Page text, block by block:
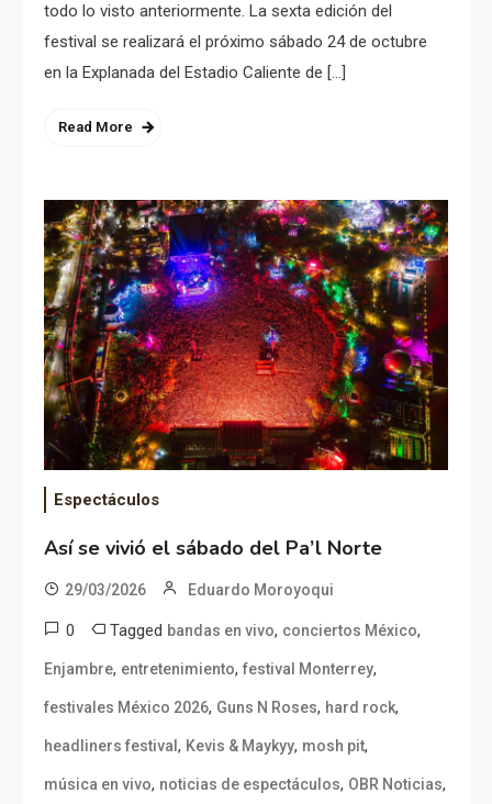
todo lo visto anteriormente. La sexta edición del
festival se realizará el próximo sábado 24 de octubre
en la Explanada del Estadio Caliente de […]
Read More
Espectáculos
Así se vivió el sábado del Pa’l Norte
29/03/2026 Eduardo Moroyoqui
0 Tagged bandas en vivo, conciertos México,
Enjambre, entretenimiento, festival Monterrey,
festivales México 2026, Guns N Roses, hard rock,
headliners festival, Kevis & Maykyy, mosh pit,
música en vivo, noticias de espectáculos, OBR Noticias,